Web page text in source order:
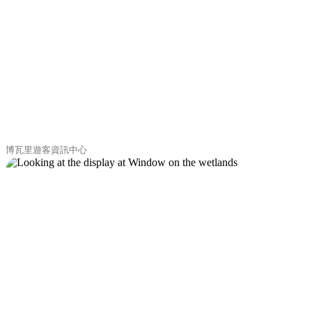
博瓦里遊客資訊中心